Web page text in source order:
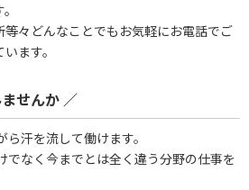
々どんなことでもお気軽にお電話でご
ます。
せんか ／
汗を流して働けます。
なく今までとは全く違う分野の仕事を